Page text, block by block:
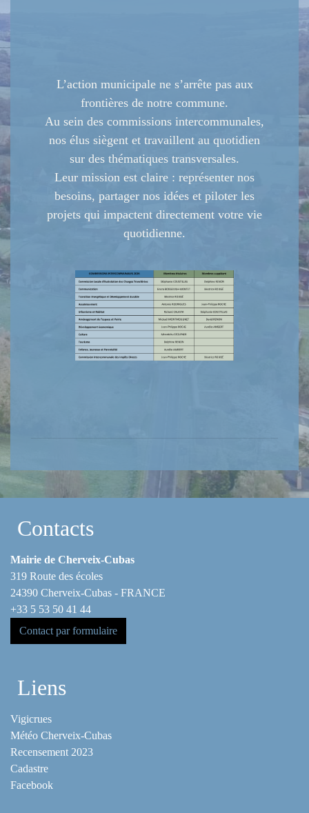
L’action municipale ne s’arrête pas aux
frontières de notre commune.
Au sein des commissions intercommunales,
nos élus siègent et travaillent au quotidien
sur des thématiques transversales.
Leur mission est claire : représenter nos
besoins, partager nos idées et piloter les
projets qui impactent directement votre vie
quotidienne.
Contacts
Mairie de Cherveix-Cubas
319 Route des écoles
24390 Cherveix-Cubas - FRANCE
+33 5 53 50 41 44
Contact par formulaire
Liens
Vigicrues
Météo Cherveix-Cubas
Recensement 2023
Cadastre
Facebook